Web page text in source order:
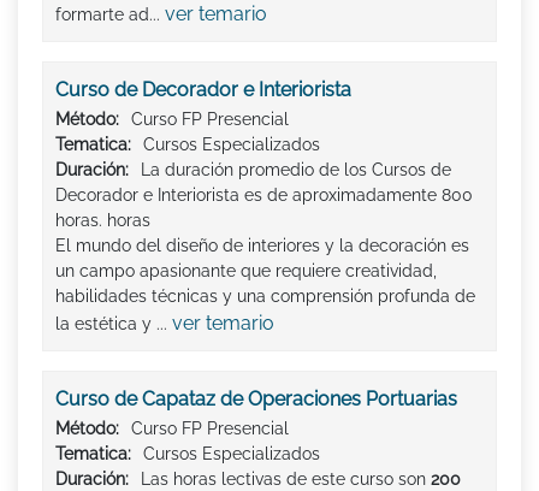
formarte ad... ver temario
Curso de Decorador e Interiorista
Método:
Curso FP Presencial
Tematica:
Cursos Especializados
Duración:
La duración promedio de los Cursos de
Decorador e Interiorista es de aproximadamente 800
horas. horas
El mundo del diseño de interiores y la decoración es
un campo apasionante que requiere creatividad,
habilidades técnicas y una comprensión profunda de
la estética y ... ver temario
Curso de Capataz de Operaciones Portuarias
Método:
Curso FP Presencial
Tematica:
Cursos Especializados
Duración:
Las horas lectivas de este curso son 200